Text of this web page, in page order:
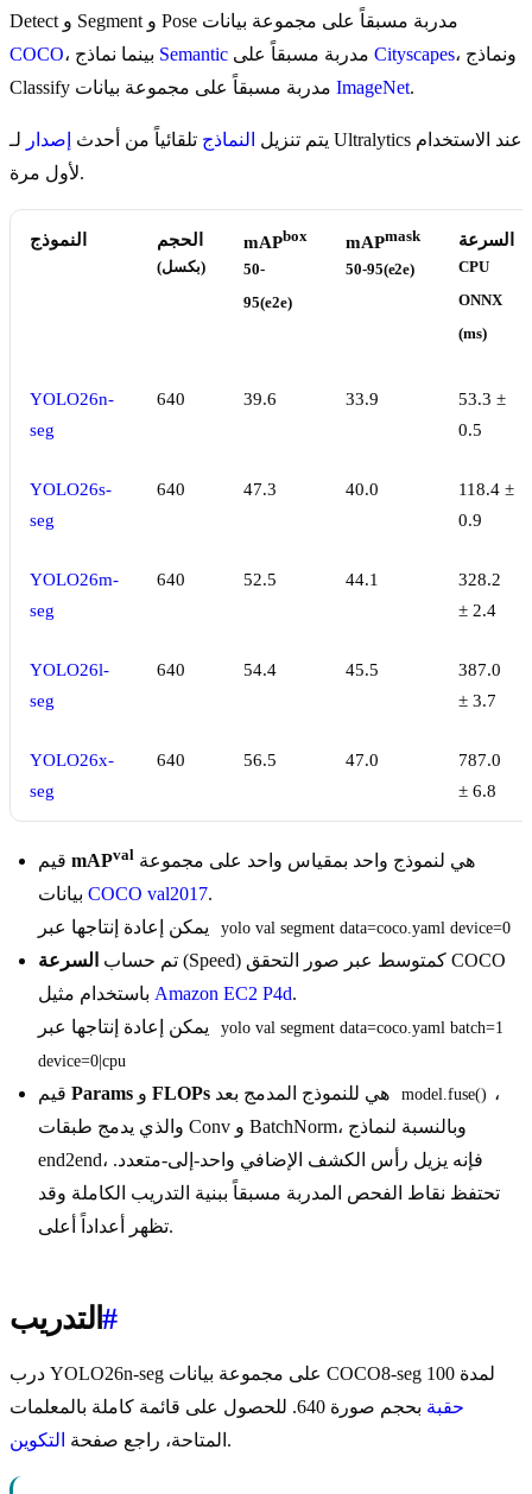
Detect و Segment و Pose مدربة مسبقاً على مجموعة بيانات
COCO
Semantic Cityscapes، ونماذج
ImageNet.
يتم تنزيل النماذج تلقائياً من أحدث إصدار لـ Ultralytics عند الاستخدام
لأول مرة.
النموذج الحجم
(بكسل)
mAPbox
50-
95(e2e)
mAPmask
50-95(e2e)
السرعة
CPU
ONNX
(ms)
YOLO26n-
seg
640 39.6 33.9
53.3 ±
0.5
YOLO26s-
seg
640 47.3 40.0
118.4 ±
0.9
YOLO26m-
seg
640 52.5 44.1
328.2
± 2.4
YOLO26l-
seg
640 54.4 45.5
387.0
± 3.7
YOLO26x-
seg
640 56.5 47.0
787.0
± 6.8
mAPval
COCO val2017.
yolo val segment data=coco.yaml device=0
تم حساب السرعة
(Speed) كمتوسط عبر صور التحقق COCO
Amazon EC2 P4d.
yolo val segment data=coco.yaml batch=1
device=0|cpu
Params FLOPs model.fuse() ،
والذي يدمج طبقات Conv و BatchNorm، وبالنسبة لنماذج
end2end، فإنه يزيل رأس الكشف الإضافي واحد-إلى-متعدد.
تحتفظ نقاط الفحص المدربة مسبقاً ببنية التدريب الكاملة وقد
تظهر أعداداً أعلى.
التدريب#
درب YOLO26n-seg على مجموعة بيانات COCO8-seg لمدة 100
حقبة
بحجم صورة 640. للحصول على قائمة كاملة بالمعلمات
المتاحة، راجع صفحة التكوين .